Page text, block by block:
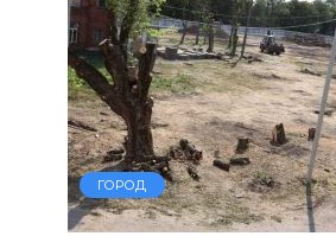
ГОРОД